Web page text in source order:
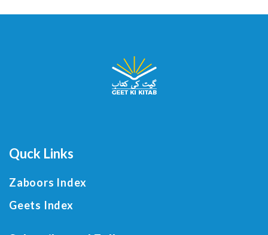
Quck Links
Zaboors Index
Geets Index